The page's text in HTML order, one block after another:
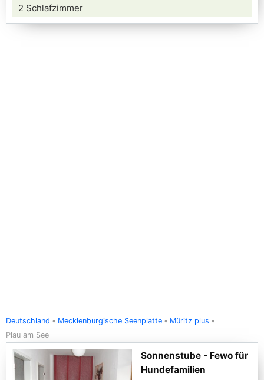
2 Schlafzimmer
Deutschland Mecklenburgische Seenplatte
Müritz plus
Plau am See
Sonnenstube - Fewo für
Hundefamilien